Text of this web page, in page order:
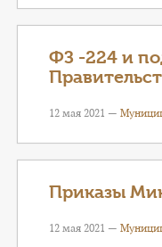
ФЗ -224 и
12 мая 2021 —
Приказы
12 мая 2021 —